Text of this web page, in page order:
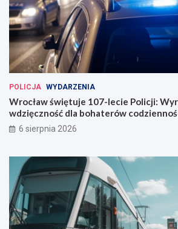
e
W
r
o
c
ł
w
i
u
POLICJA WYDARZENIA
Wrocław świętuje 107-lecie Policji:
wdzięczność dla bohaterów
6 sierpnia 2026